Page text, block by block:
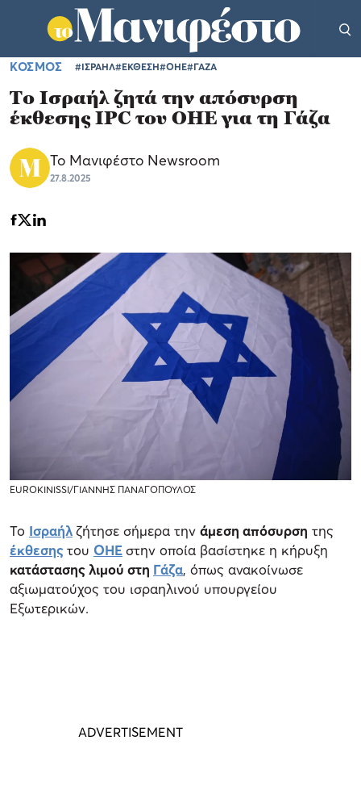
ΚΟΣΜΟΣ #ΙΣΡΑΗΛ#ΕΚΘΕΣΗ#ΟΗΕ#ΓΑΖΑ
Το Ισραήλ ζητά την απόσυρση
έκθεσης IPC του ΟΗΕ για τη Γάζα
Το Μανιφέστο Newsroom
27.8.2025
EUROKINISSI/ΓΙΑΝΝΗΣ ΠΑΝΑΓΟΠΟΥΛΟΣ
Το Ισραήλζήτησε σήμερα την άμεση απόσυρση της
έκθεσηςτου ΟΗΕστην οποία βασίστηκε η κήρυξη
κατάστασης λιμού στη Γάζα, όπως ανακοίνωσε
αξιωματούχος του ισραηλινού υπουργείου
Εξωτερικών.